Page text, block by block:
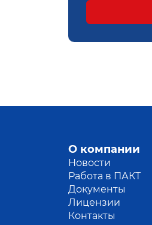
О компании
Новости
Работа в ПАКТ
Документы
Лицензии
Контакты